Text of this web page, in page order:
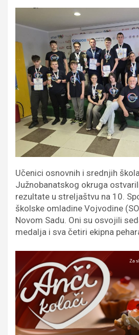
Učenici osnovnih i srednjih
Južnobanatskog okruga
rezultate u streljaštvu na 10.
školske omladine Vojvodine
Novom Sadu. Oni su osvojili
medalja i sva četiri ekipna